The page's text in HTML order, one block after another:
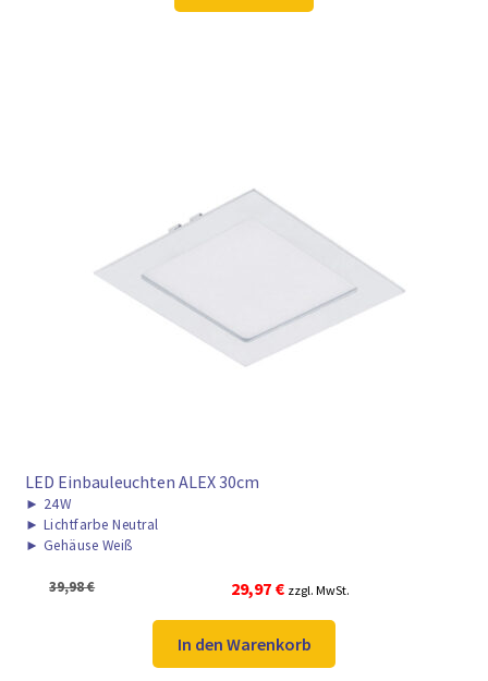
9,98 € 7,97 €.
LED Einbauleuchten ALEX 30cm
► 24W
► Lichtfarbe Neutral
► Gehäuse Weiß
39,98€
Ursprünglicher
war:
39,98 €
29,97 €Aktueller
ist:
29,97 €.
zzgl. MwSt.
In den Warenkorb